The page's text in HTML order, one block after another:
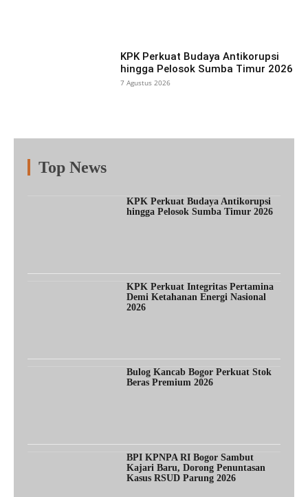
KPK Perkuat Budaya Antikorupsi
hingga Pelosok Sumba Timur 2026
7 Agustus 2026
Top News
KPK Perkuat Budaya Antikorupsi
hingga Pelosok Sumba Timur 2026
KPK Perkuat Integritas Pertamina
Demi Ketahanan Energi Nasional
2026
Bulog Kancab Bogor Perkuat Stok
Beras Premium 2026
BPI KPNPA RI Bogor Sambut
Kajari Baru, Dorong Penuntasan
Kasus RSUD Parung 2026